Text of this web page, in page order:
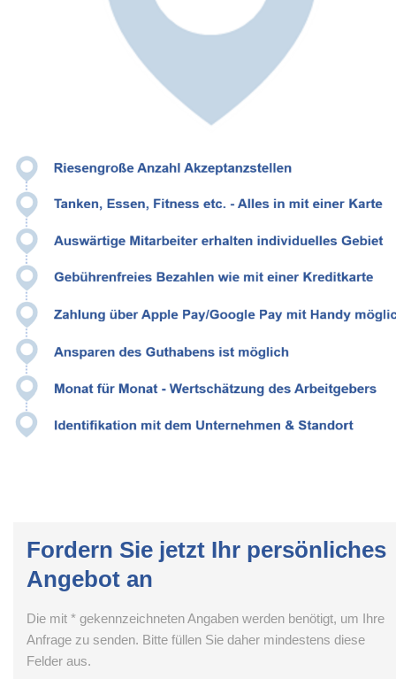
Fordern Sie jetzt Ihr persönliches
Angebot an
Die mit * gekennzeichneten Angaben werden benötigt, um Ihre
Anfrage zu senden. Bitte füllen Sie daher mindestens diese
Felder aus.